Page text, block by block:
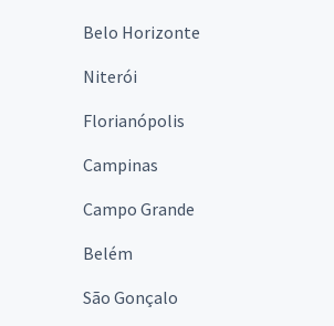
Belo Horizonte
Niterói
Florianópolis
Campinas
Campo Grande
Belém
São Gonçalo